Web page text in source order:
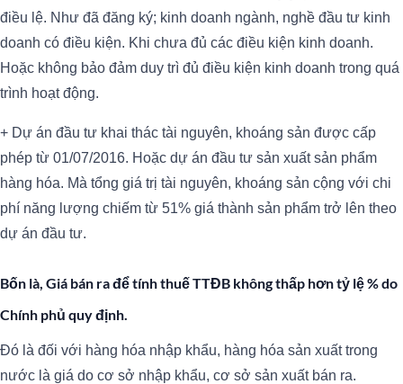
điều lệ. Như đã đăng ký; kinh doanh ngành, nghề đầu tư kinh
doanh có điều kiện. Khi chưa đủ các điều kiện kinh doanh.
Hoặc không bảo đảm duy trì đủ điều kiện kinh doanh trong quá
trình hoạt động.
+ Dự án đầu tư khai thác tài nguyên, khoáng sản được cấp
phép từ 01/07/2016. Hoặc dự án đầu tư sản xuất sản phẩm
hàng hóa. Mà tổng giá trị tài nguyên, khoáng sản cộng với chi
phí năng lượng chiếm từ 51% giá thành sản phẩm trở lên theo
dự án đầu tư.
Bốn là, Giá bán ra để tính thuế TTĐB không thấp hơn tỷ lệ % do
Chính phủ quy định.
Đó là đối với hàng hóa nhập khẩu, hàng hóa sản xuất trong
nước là giá do cơ sở nhập khẩu, cơ sở sản xuất bán ra.